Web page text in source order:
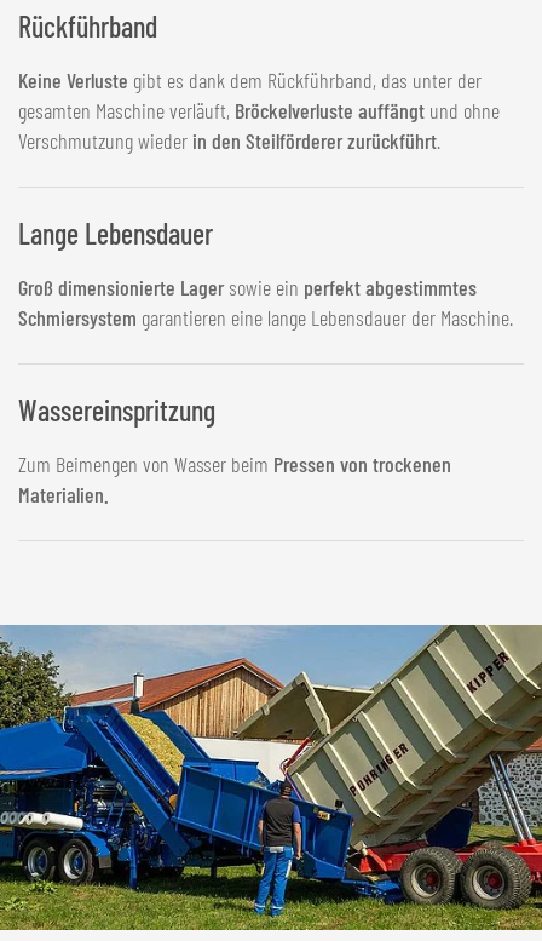
Rückführband
Keine Verluste gibt es dank dem Rückführband, das unter der
gesamten Maschine verläuft, Bröckelverluste auffängt und ohne
Verschmutzung wieder in den Steilförderer zurückführt.
Lange Lebensdauer
Groß dimensionierte Lagersowie ein perfekt abgestimmtes
Schmiersystem garantieren eine lange Lebensdauer der Maschine.
Wassereinspritzung
Zum Beimengen von Wasser beim Pressen von trockenen
Materialien.